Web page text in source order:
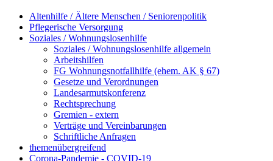
Altenhilfe / Ältere Menschen / Seniorenpolitik
Pflegerische Versorgung
Soziales / Wohnungslosenhilfe
Soziales / Wohnungslosenhilfe allgemein
Arbeitshilfen
FG Wohnungsnotfallhilfe (ehem. AK § 67)
Gesetze und Verordnungen
Landesarmutskonferenz
Rechtsprechung
Gremien - extern
Verträge und Vereinbarungen
Schriftliche Anfragen
themenübergreifend
Corona-Pandemie - COVID-19